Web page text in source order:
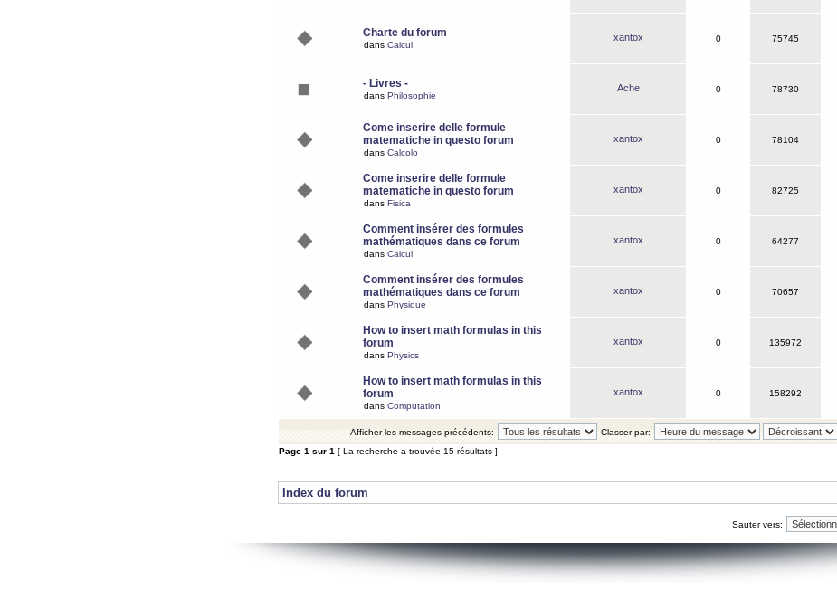
Charte du forum
dans Calcul
xantox 0 75745
- Livres -
dans Philosophie
Ache 0 78730
Come inserire delle formule
matematiche in questo forum
dans Calcolo
xantox 0 78104
Come inserire delle formule
matematiche in questo forum
dans Fisica
xantox 0 82725
Comment insérer des formules
mathématiques dans ce forum
dans Calcul
xantox 0 64277
Comment insérer des formules
mathématiques dans ce forum
dans Physique
xantox 0 70657
How to insert math formulas in this
forum
dans Physics
xantox 0 135972
How to insert math formulas in this
forum
dans Computation
xantox 0 158292
Afficher les messages précédents:
Classer par:
Page 1 sur 1 [ La recherche a trouvée 15 résultats ]
Index du forum
Sauter vers: